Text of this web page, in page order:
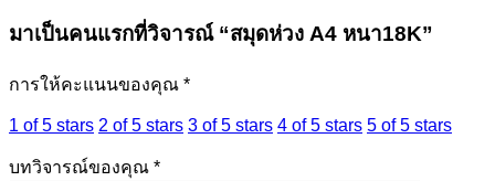
มาเป็นคนแรกที่วิจารณ์ “สมุดห่วง A4 หนา18K”
การให้คะแนนของคุณ *
1 of 5 stars 2 of 5 stars 3 of 5 stars 4 of 5 stars 5 of 5 stars
บทวิจารณ์ของคุณ *